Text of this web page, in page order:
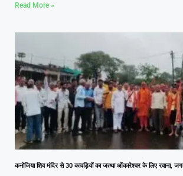
Read More »
कनोजिया शिव मंदिर से 30 कावड़ियों का जत्था ओंकारेश्वर के लिए रवाना,